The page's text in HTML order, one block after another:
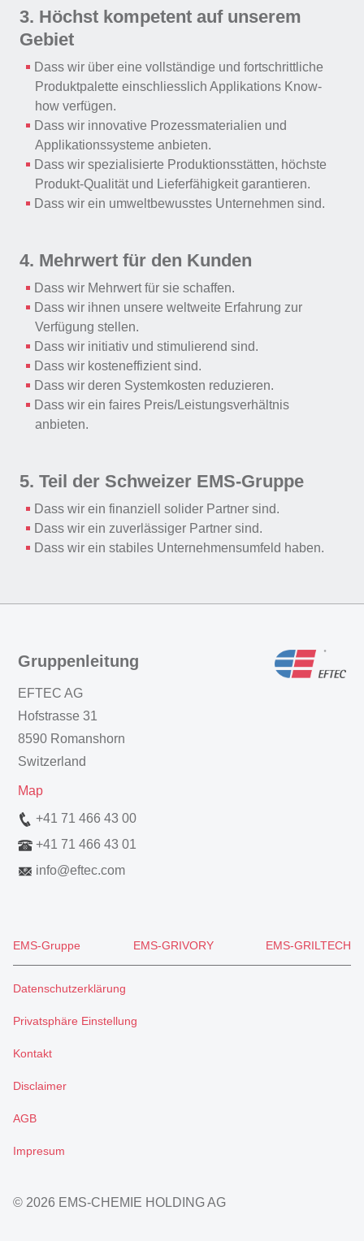
3. Höchst kompetent auf unserem
Gebiet
Dass wir über eine vollständige und fortschrittliche
Produktpalette einschliesslich Applikations Know-
how verfügen.
Dass wir innovative Prozessmaterialien und
Applikationssysteme anbieten.
Dass wir spezialisierte Produktionsstätten, höchste
Produkt-Qualität und Lieferfähigkeit garantieren.
Dass wir ein umweltbewusstes Unternehmen sind.
4. Mehrwert für den Kunden
Dass wir Mehrwert für sie schaffen.
Dass wir ihnen unsere weltweite Erfahrung zur
Verfügung stellen.
Dass wir initiativ und stimulierend sind.
Dass wir kosteneffizient sind.
Dass wir deren Systemkosten reduzieren.
Dass wir ein faires Preis/Leistungsverhältnis
anbieten.
5. Teil der Schweizer EMS-Gruppe
Dass wir ein finanziell solider Partner sind.
Dass wir ein zuverlässiger Partner sind.
Dass wir ein stabiles Unternehmensumfeld haben.
Gruppenleitung
EFTEC AG
Hofstrasse 31
8590 Romanshorn
Switzerland
Map
+41 71 466 43 00
+41 71 466 43 01
info@eftec.com
EMS-Gruppe EMS-GRIVORY EMS-GRILTECH
Datenschutzerklärung
Privatsphäre Einstellung
Kontakt
Disclaimer
AGB
Impresum
© 2026 EMS-CHEMIE HOLDING AG